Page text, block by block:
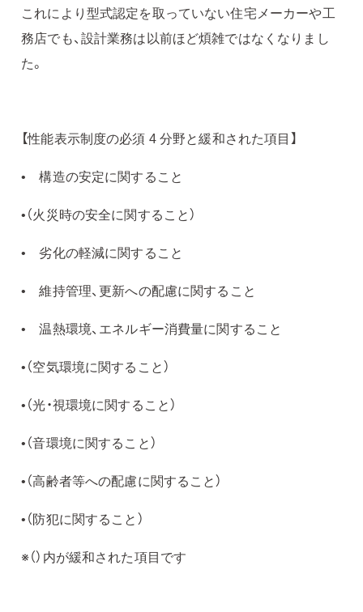
これにより型式認定を取っていない住宅メーカーや工
務店でも、設計業務は以前ほど煩雑ではなくなりまし
た。
【性能表示制度の必須 4 分野と緩和された項目】
• 構造の安定に関すること
•（火災時の安全に関すること）
• 劣化の軽減に関すること
• 維持管理、更新への配慮に関すること
• 温熱環境、エネルギー消費量に関すること
•（空気環境に関すること）
•（光・視環境に関すること）
•（音環境に関すること）
•（高齢者等への配慮に関すること）
•（防犯に関すること）
※（）内が緩和された項目です